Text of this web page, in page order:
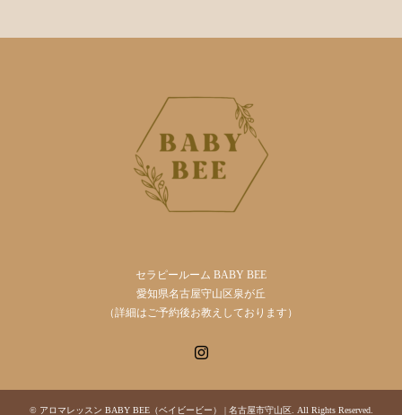
セラピールーム BABY BEE
愛知県名古屋守山区泉が丘
（詳細はご予約後お教えしております）
© アロマレッスン BABY BEE（ベイビービー） | 名古屋市守山区. All Rights Reserved.